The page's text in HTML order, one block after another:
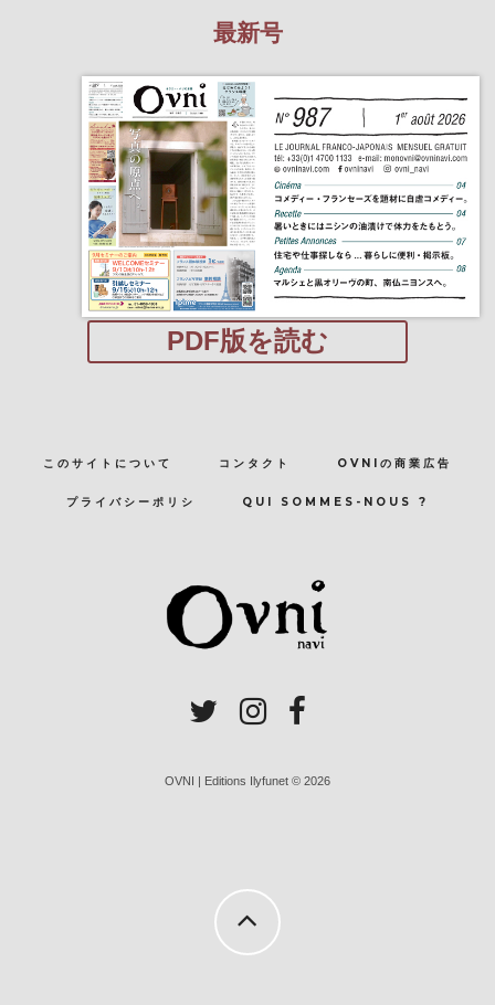
最新号
PDF版を読む
このサイトについて コンタクト OVNIの商業広告
プライバシーポリシ QUI SOMMES-NOUS ?
OVNI | Editions Ilyfunet © 2026